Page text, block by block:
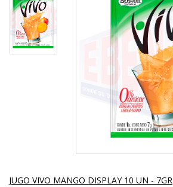
JUGO VIVO MANGO DISPLAY 10 UN - 7GR